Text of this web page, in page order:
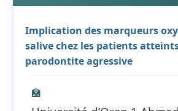
Implication des marqueurs
salive chez les patients
parodontite agressive
🏫